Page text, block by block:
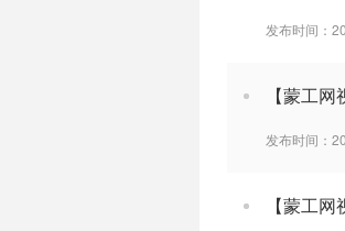
发布时间：
【蒙工
发布时间：
【蒙工